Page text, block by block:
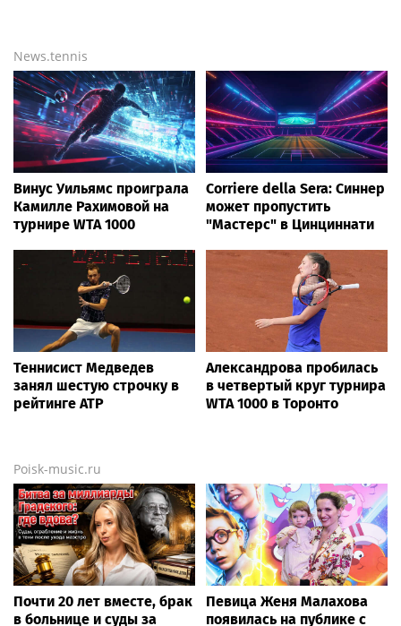
News.tennis
Винус Уильямс проиграла
Камилле Рахимовой на
турнире WTA 1000
Corriere della Sera: Синнер
может пропустить
"Мастерс" в Цинциннати
Теннисист Медведев
занял шестую строчку в
рейтинге ATP
Александрова пробилась
в четвертый круг турнира
WTA 1000 в Торонто
Poisk-music.ru
Почти 20 лет вместе, брак
в больнице и суды за
Певица Женя Малахова
появилась на публике с